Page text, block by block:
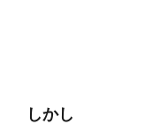
しかし